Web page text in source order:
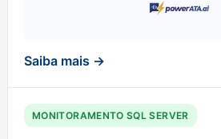
Saiba mais →
MONITORAMENTO SQL SERVER